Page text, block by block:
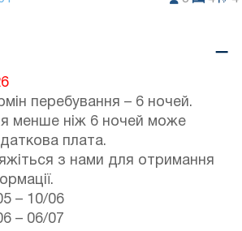
перебування – 6 ночей.
менше ніж 6 ночей може
плата.
з нами для отримання
– 10/06
– 06/07